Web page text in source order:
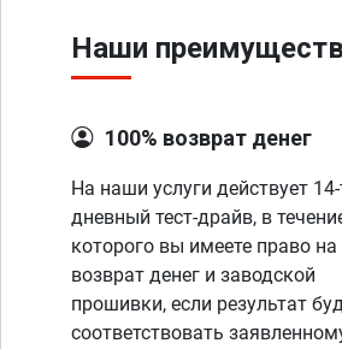
Наши
100% возврат денег
На наши услуги действует 14-
дневный тест-драйв, в
которого вы имеете право на
возврат денег и заводской
прошивки, если результат
соответствовать